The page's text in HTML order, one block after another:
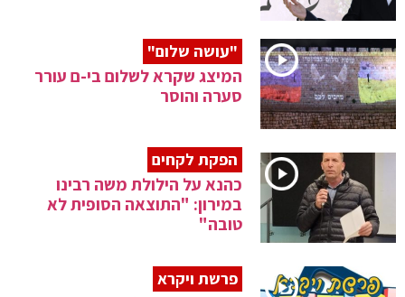
"עושה שלום"
המיצג שקרא לשלום בי-ם עורר
סערה והוסר
הפקת לקחים
כהנא על הילולת משה רבינו
במירון: "התוצאה הסופית לא
טובה"
פרשת ויקרא